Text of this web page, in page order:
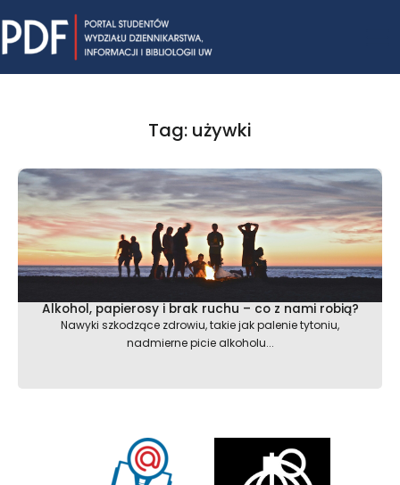
to
content
Tag: używki
Alkohol, papierosy i brak ruchu – co z nami robią?
Nawyki szkodzące zdrowiu, takie jak palenie tytoniu,
nadmierne picie alkoholu...